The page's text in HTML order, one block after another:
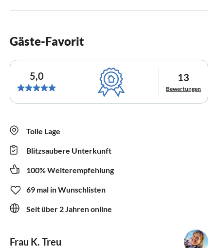
Gäste-Favorit
5,0 13
Bewertungen
Tolle Lage
Blitzsaubere Unterkunft
100% Weiterempfehlung
69 mal in Wunschlisten
Seit über 2 Jahren online
Frau K. Treu